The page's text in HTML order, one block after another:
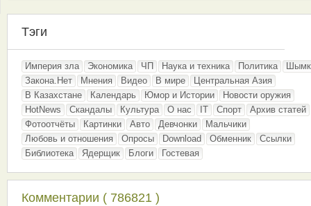
Тэги
Империя зла Экономика ЧП Наука и техника Политика
Закона.Нет
Мнения Видео В мире
Центральная Азия
В Казахстане
Календарь Юмор и Истории
Новости оружия
HotNews
Скандалы Культура О нас IT Спорт
Архив статей
Фотоотчёты
Картинки Авто Девчонки
Мальчики
Любовь и отношения
Опросы Download Обменник
Ссылки
Библиотека
Ядерщик Блоги Гостевая
Комментарии ( 786821 )